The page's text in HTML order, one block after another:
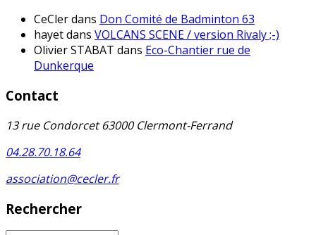
CeClerdans Don Comité de Badminton 63
hayetdans VOLCANS SCENE / version Rivaly ;-)
Olivier STABAT dans Eco-Chantier rue de
Dunkerque
Contact
13 rue Condorcet 63000 Clermont-Ferrand
04.28.70.18.64
association@cecler.fr
Rechercher